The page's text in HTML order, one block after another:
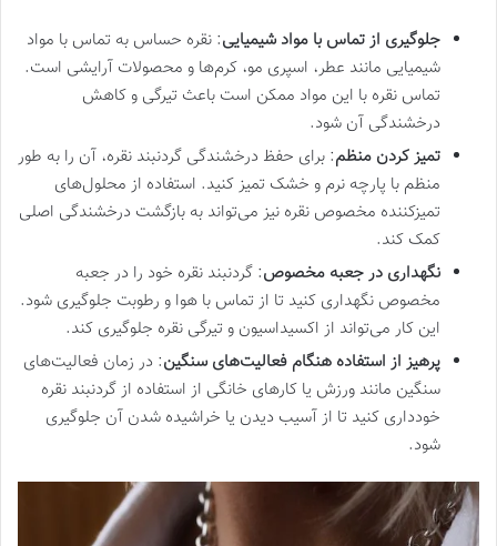
جلوگیری از تماس با مواد شیمیایی: نقره حساس به تماس با مواد
شیمیایی مانند عطر، اسپری مو، کرم‌ها و محصولات آرایشی است.
تماس نقره با این مواد ممکن است باعث تیرگی و کاهش
درخشندگی آن شود.
تمیز کردن منظم: برای حفظ درخشندگی گردنبند نقره، آن را به طور
منظم با پارچه نرم و خشک تمیز کنید. استفاده از محلول‌های
تمیزکننده مخصوص نقره نیز می‌تواند به بازگشت درخشندگی اصلی
کمک کند.
نگهداری در جعبه مخصوص: گردنبند نقره خود را در جعبه
مخصوص نگهداری کنید تا از تماس با هوا و رطوبت جلوگیری شود.
این کار می‌تواند از اکسیداسیون و تیرگی نقره جلوگیری کند.
پرهیز از استفاده هنگام فعالیت‌های سنگین: در زمان فعالیت‌های
سنگین مانند ورزش یا کارهای خانگی از استفاده از گردنبند نقره
خودداری کنید تا از آسیب دیدن یا خراشیده شدن آن جلوگیری
شود.